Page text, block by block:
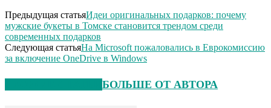
Предыдущая статьяИдеи оригинальных подарков: почему
мужские букеты в Томске становится трендом среди
современных подарков
Следующая статьяНа Microsoft пожаловались в Еврокомиссию
за включение OneDrive в Windows
БОЛЬШЕ ОТ АВТОРА